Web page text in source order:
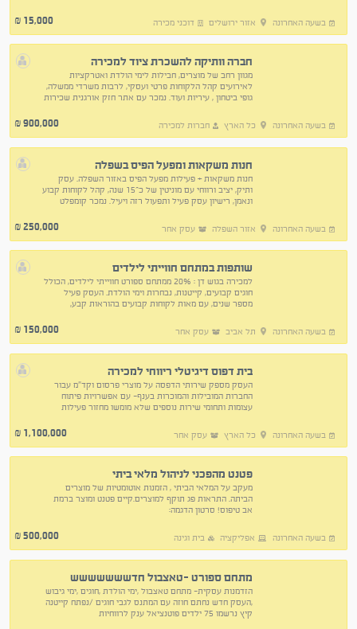
בשעה האחרונה אזור ירושלים דוכני מכירה 15,000
₪
חברה וותיקה להשכרת ציוד למכירה
מגוון רחב של מוצרים, חבילות לימי הולדת ואטרקציות
לאירועים קהל הלקוחות פרטי ועסקי, לרבות משרדי ממשלה,
גופי ביטחון , עיריות ועוד. נמכר עם אתר חזק אורגנית שכירות
בשעה האחרונה
כל הארץ חברות למכירה 900,000
₪
חנות משקאות ומפעל הפיס בשפלה
חנות משקאות + פעילות מפעל הפיס באזור השפלה. עסק
ותיק, יציב ורווחי עם מוניטין של כ־15 שנה, קהל לקוחות קבוע
ונאמן, רישיון עסק פעיל ותפעול רזה ויעיל. נמכר קומפלט
בשעה האחרונה
אזור השפלה עסק אחר 250,000
₪
שותפות במתחם חווייתי לילדים
למכירה בגוש דן : 20% ממתחם ספורט חווייתי לילדים, הכולל
חוגים קבועים, קייטנות, נבחרות וימי הולדת. העסק פעיל
מספר שנים, עם מאות לקוחות קבועים בהוראות קבע,
בשעה האחרונה
תל אביב עסק אחר 150,000
₪
בית דפוס דיגיטלי ריווחי למכירה
העסק מספק שירותי הדפסה על מוצרי פרסום וקד"מ עבור
החברות המובילות והמוכרות בענף- עם אפשרויות פיתוח
עצומות ותחומי שירות נוספים שלא מומשו מחזור פעילות
בשעה האחרונה
כל הארץ עסק אחר 1,100,000
₪
פטנט מהפכני לניהול מלאי ביתי
מעקב על המלאי הביתי , הזמנות אוטומטיות של מוצרים
הביתה. התראות פג תוקף למוצרים.קיים פטנט ומוצר ברמת
אב טיפוס! סרטון הדגמה:
usp=sh
בשעה האחרונה אפליקציה בית וגינה 500,000
₪
מתחם ספורט -טאצבול חדששששששש
הזדמנות עסקית- מתחם טאצבול ,ימי הולדת ,חוגים ,ימי גיבוש
,העסק חדש נחתם חוזה עם המתנס לגבי חוגים /נפתח קייטנה
קיץ נרשמו 75 ילדים פוטנציאל ענק לרווחיות